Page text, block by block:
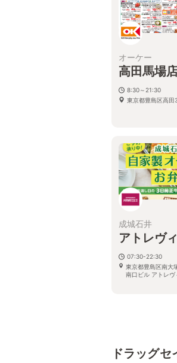
オーケー
高田馬場
8:30～21:30
東京都豊島区高
成城石井
アトレヴ
07:30-22:30
東京都豊島区南
南口ビル アトレヴ
ドラッグ